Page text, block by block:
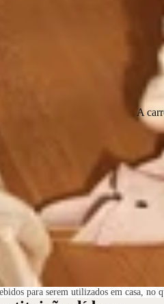
A
para serem utilizados em casa,